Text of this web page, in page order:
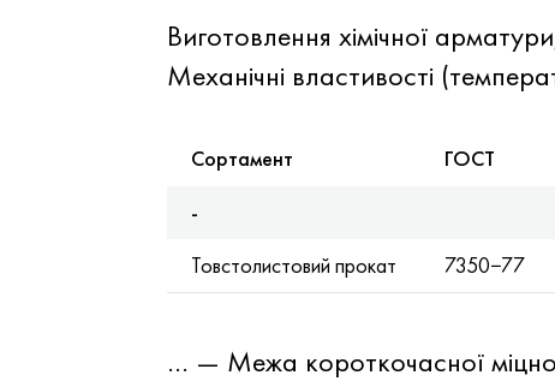
Виготовлення хімічної
Механічні властивості
Сортамент ГОСТ
-
Товстолистовий прокат
7350−77
… — Межа короткочасної